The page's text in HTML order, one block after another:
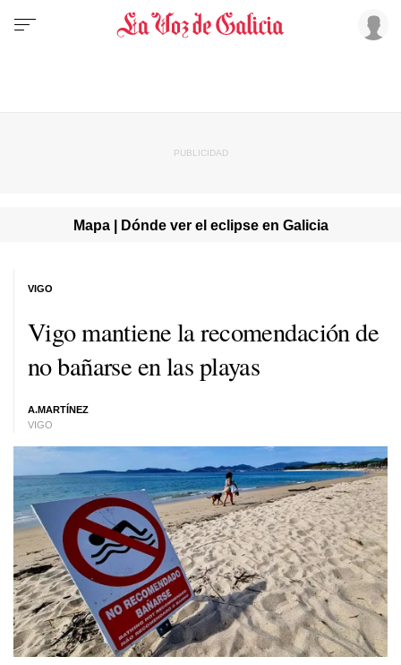
Mapa | Dónde ver el eclipse en Galicia
Vigo mantiene la recomendación de
no bañarse en las playas
A.MARTÍNEZ
VIGO
VIGO